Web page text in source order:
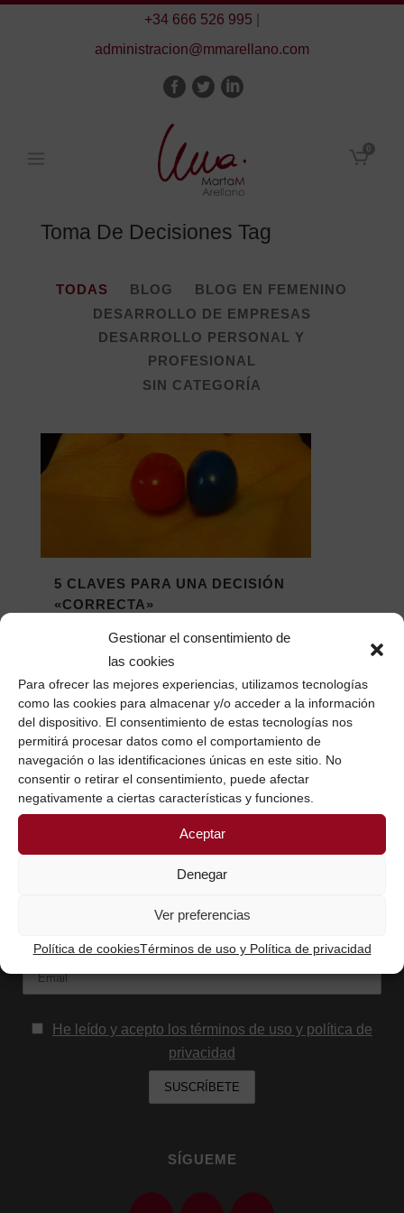
Gestionar el consentimiento de
las cookies
Para ofrecer las mejores experiencias, utilizamos tecnologías
como las cookies para almacenar y/o acceder a la información
del dispositivo. El consentimiento de estas tecnologías nos
permitirá procesar datos como el comportamiento de
navegación o las identificaciones únicas en este sitio. No
consentir o retirar el consentimiento, puede afectar
negativamente a ciertas características y funciones.
Aceptar
Denegar
Ver preferencias
Política de cookiesTérminos de uso y Política de privacidad
+34 666 526 995
administracion@mmarellano.com
0
Toma De Decisiones Tag
TODAS BLOG
BLOG EN FEMENINO
DESARROLLO DE EMPRESAS
DESARROLLO PERSONAL Y
PROFESIONAL
SIN CATEGORÍA
5 CLAVES PARA UNA DECISIÓN
«CORRECTA»
¿Existen realmente 5 claves para una
decisión correcta? A mí estas cinco me
funcionan...
05 noviembre, 2016/0 Comentarios
SUSCRÍBETE AQUÍ Y RECIBIRÁS LOS
CONTENIDOS QUE COMPARTO
He leído y acepto los términos de uso y política de
privacidad
SÍGUEME